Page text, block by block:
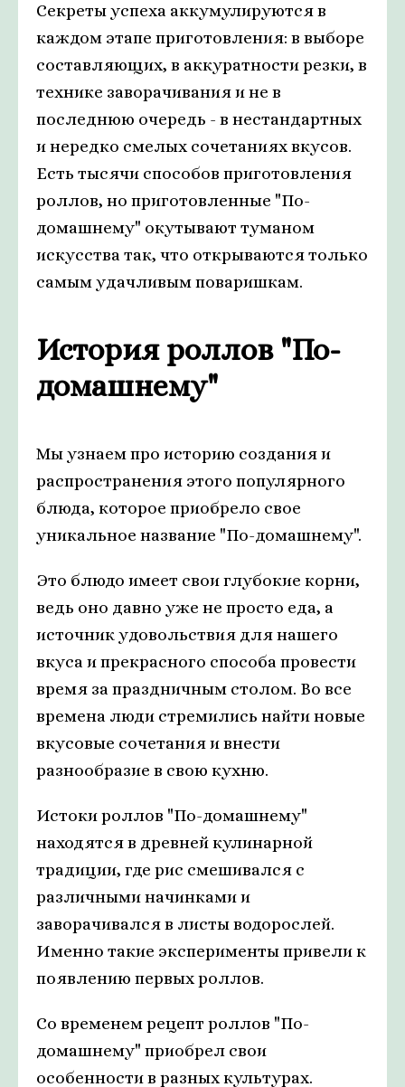
Секреты успеха аккумулируются в
каждом этапе приготовления: в выборе
составляющих, в аккуратности резки, в
технике заворачивания и не в
последнюю очередь - в нестандартных
и нередко смелых сочетаниях вкусов.
Есть тысячи способов приготовления
роллов, но приготовленные "По-
домашнему" окутывают туманом
искусства так, что открываются только
самым удачливым поваришкам.
История роллов "По-
домашнему"
Мы узнаем про историю создания и
распространения этого популярного
блюда, которое приобрело свое
уникальное название "По-домашнему".
Это блюдо имеет свои глубокие корни,
ведь оно давно уже не просто еда, а
источник удовольствия для нашего
вкуса и прекрасного способа провести
время за праздничным столом. Во все
времена люди стремились найти новые
вкусовые сочетания и внести
разнообразие в свою кухню.
Истоки роллов "По-домашнему"
находятся в древней кулинарной
традиции, где рис смешивался с
различными начинками и
заворачивался в листы водорослей.
Именно такие эксперименты привели к
появлению первых роллов.
Со временем рецепт роллов "По-
домашнему" приобрел свои
особенности в разных культурах.